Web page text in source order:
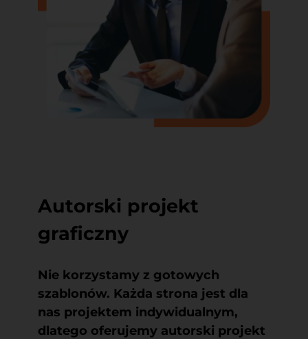
Autorski projekt
graficzny
Nie korzystamy z gotowych
szablonów. Każda strona jest dla
nas projektem indywidualnym,
dlatego oferujemy autorski projekt